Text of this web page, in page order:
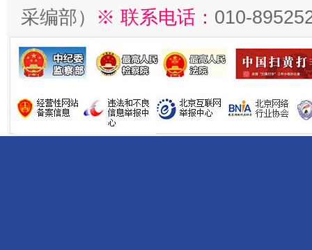
采编部） ※ 联系电话： 010-